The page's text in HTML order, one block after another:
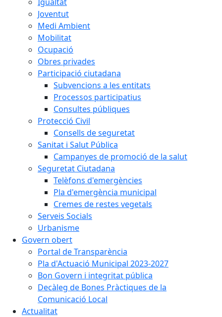
Joventut
Medi Ambient
Mobilitat
Ocupació
Obres privades
Participació ciutadana
Subvencions a les entitats
Processos participatius
Consultes públiques
Protecció Civil
Consells de seguretat
Sanitat i Salut Pública
Campanyes de promoció de la salut
Seguretat Ciutadana
Telèfons d'emergències
Pla d'emergència municipal
Cremes de restes vegetals
Serveis Socials
Urbanisme
Govern obert
Portal de Transparència
Pla d'Actuació Municipal 2023-2027
Bon Govern i integritat pública
Decàleg de Bones Pràctiques de la
Comunicació Local
Actualitat